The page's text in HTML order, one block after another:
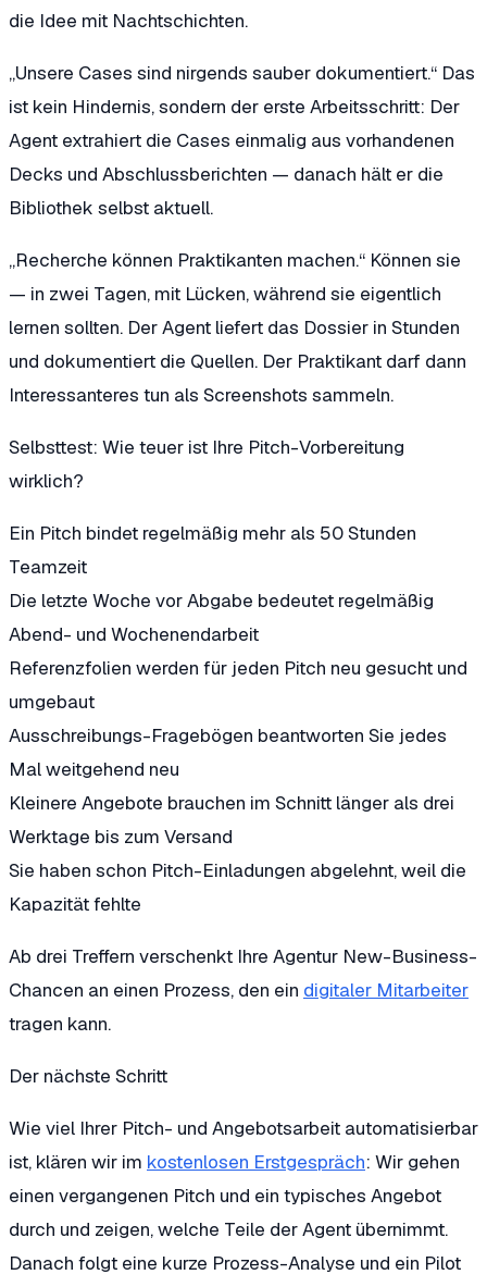
die Idee mit Nachtschichten.
„Unsere Cases sind nirgends sauber dokumentiert.“ Das
ist kein Hindernis, sondern der erste Arbeitsschritt: Der
Agent extrahiert die Cases einmalig aus vorhandenen
Decks und Abschlussberichten — danach hält er die
Bibliothek selbst aktuell.
„Recherche können Praktikanten machen.“ Können sie
— in zwei Tagen, mit Lücken, während sie eigentlich
lernen sollten. Der Agent liefert das Dossier in Stunden
und dokumentiert die Quellen. Der Praktikant darf dann
Interessanteres tun als Screenshots sammeln.
Selbsttest: Wie teuer ist Ihre Pitch-Vorbereitung
wirklich?
Ein Pitch bindet regelmäßig mehr als 50 Stunden
Teamzeit
Die letzte Woche vor Abgabe bedeutet regelmäßig
Abend- und Wochenendarbeit
Referenzfolien werden für jeden Pitch neu gesucht und
umgebaut
Ausschreibungs-Fragebögen beantworten Sie jedes
Mal weitgehend neu
Kleinere Angebote brauchen im Schnitt länger als drei
Werktage bis zum Versand
Sie haben schon Pitch-Einladungen abgelehnt, weil die
Kapazität fehlte
Ab drei Treffern verschenkt Ihre Agentur New-Business-
Chancen an einen Prozess, den ein digitaler Mitarbeiter
tragen kann.
Der nächste Schritt
Wie viel Ihrer Pitch- und Angebotsarbeit automatisierbar
ist, klären wir im kostenlosen Erstgespräch: Wir gehen
einen vergangenen Pitch und ein typisches Angebot
durch und zeigen, welche Teile der Agent übernimmt.
Danach folgt eine kurze Prozess-Analyse und ein Pilot